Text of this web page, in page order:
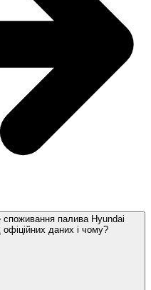
споживання палива Hyundai
даних і чому?